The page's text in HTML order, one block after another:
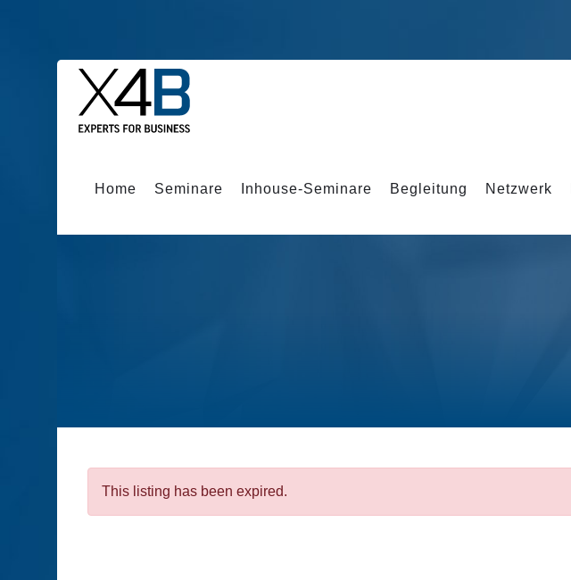
Home Seminare Inhouse-Seminare Begleitung Netzwerk
This listing has been expired.